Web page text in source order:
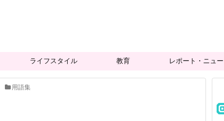
ライフスタイル 教育 レポート・ニュ
用語集